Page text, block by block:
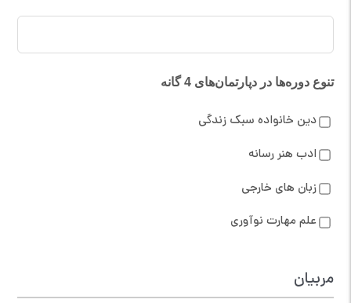
تنوع دوره‌ها در دپارتمان‌های 4 گانه
دین خانواده سبک زندگی
ادب هنر رسانه
زبان های خارجی
علم مهارت نوآوری
مربیان